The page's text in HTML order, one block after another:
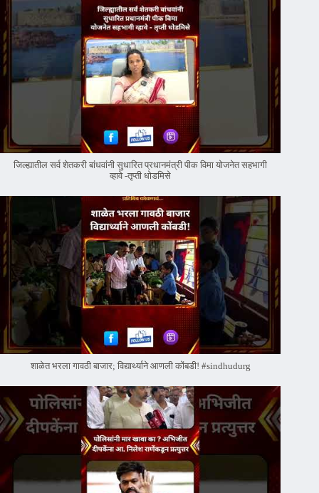
जिल्ह्यातील सर्व शेतकरी बांधवांनी सुधारित प्रधानमंत्री पीक विमा योजनेत सहभागी
व्हावे -तृप्ती धोडमिसे
शाळेत भरला गावठी बाजार; विद्यार्थ्याने आणली कोंबडी! #sindhudurg